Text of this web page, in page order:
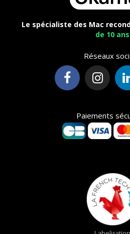
Le spécialiste des Mac
de 10 ans
Réseaux
Paiements